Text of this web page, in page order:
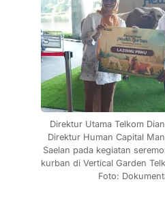
Direktur Utama Telkom
Direktur Human Capital
Saelan pada kegiatan
kurban di Vertical Garden
Foto: